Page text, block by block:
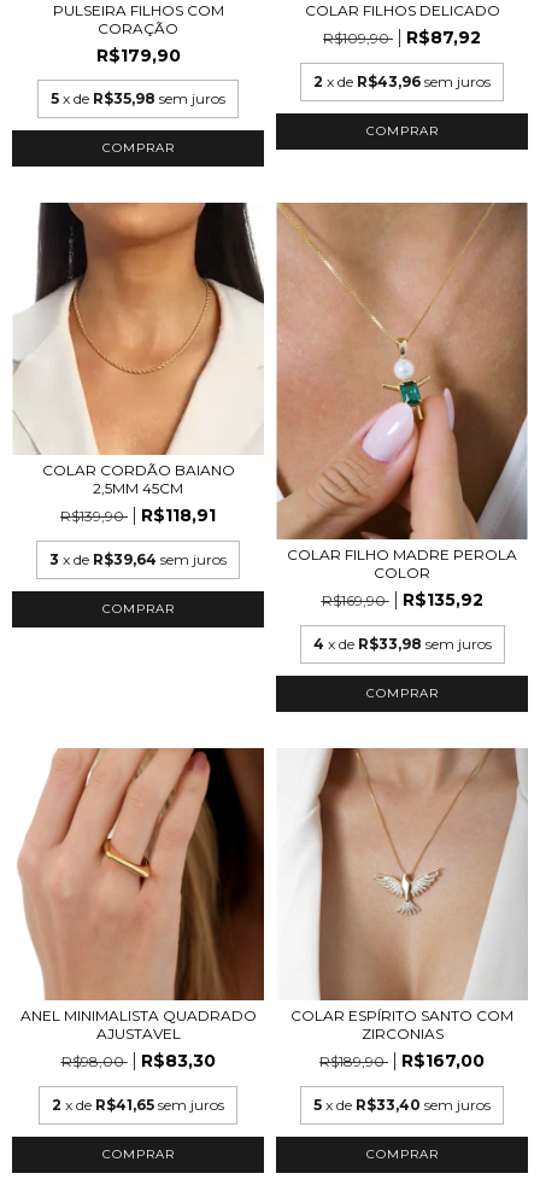
PULSEIRA FILHOS COM
CORAÇÃO
R$179,90
5 x de R$35,98 sem juros
COMPRAR
COLAR FILHOS DELICADO
R$109,90
R$87,92
2 x de R$43,96 sem juros
COMPRAR
COLAR CORDÃO BAIANO
2,5MM 45CM
R$139,90
R$118,91
3 x de R$39,64 sem juros
COMPRAR
COLAR FILHO MADRE PEROLA
COLOR
R$169,90
R$135,92
4 x de R$33,98 sem juros
COMPRAR
ANEL MINIMALISTA QUADRADO
AJUSTAVEL
R$98,00
R$83,30
2 x de R$41,65 sem juros
COMPRAR
COLAR ESPÍRITO SANTO COM
ZIRCONIAS
R$189,90
R$167,00
5 x de R$33,40 sem juros
COMPRAR